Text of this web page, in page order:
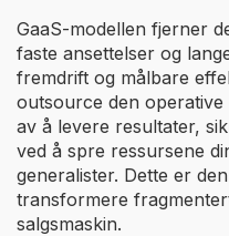
GaaS-modellen fjerner
faste ansettelser og
fremdrift og målbare
outsource den
av å levere resultater,
ved å spre ressursene
generalister. Dette er
transformere
salgsmaskin.